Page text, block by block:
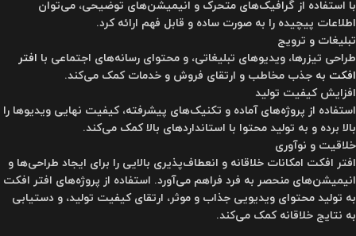
با استفاده از گرافیک‌های متحرک و انیمیشن‌های توضیحی، می‌توان
اطلاعات پیچیده را به صورت ساده و قابل فهم ارائه کرد.
تبلیغات و ترویج
طراحی تیزرها، ویدیوهای تبلیغاتی، و محتوای رسانه‌های اجتماعی با افتر
افکت به جذب مخاطب و ارتقای فروش و خدمات کمک می‌کند.
افزایش کیفیت تولید
استفاده از پروژه‌های آماده و تکنیک‌های پیشرفته، کیفیت نهایی ویدیوها را
بالا برده و به تولید محتوا با استانداردهای بالا کمک می‌کند.
خلاقیت و نوآوری
افتر افکت امکانات خلاقانه و انعطاف‌پذیری بالایی را برای ایجاد طراحی‌ها و
انیمیشن‌های منحصر به فرد فراهم می‌آورد. استفاده از پروژه‌های افتر افکت
به تولید محتوای ویدیویی جذاب و موثر، ارتقای کیفیت تولید، و دستیابی
به نتایج خلاقانه کمک می‌کند.